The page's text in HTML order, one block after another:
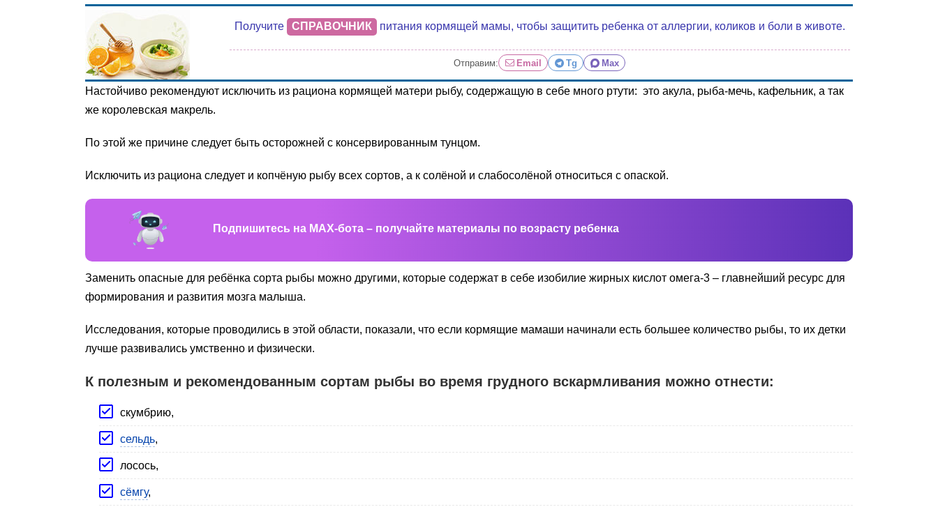
Получите СПРАВОЧНИК питания кормящей мамы, чтобы защитить ребенка от аллергии, коликов и боли в животе.
Отправим: Email Tg Max
Настойчиво рекомендуют исключить из рациона кормящей матери рыбу, содержащую в себе много ртути: это акула, рыба-мечь, кафельник, а так
же королевская макрель.
По этой же причине следует быть осторожней с консервированным тунцом.
Исключить из рациона следует и копчёную рыбу всех сортов, а к солёной и слабосолёной относиться с опаской.
Подпишитесь на MAX-бота – получайте материалы по возрасту ребенка
Заменить опасные для ребёнка сорта рыбы можно другими, которые содержат в себе изобилие жирных кислот омега-3 – главнейший ресурс для
формирования и развития мозга малыша.
Исследования, которые проводились в этой области, показали, что если кормящие мамаши начинали есть большее количество рыбы, то их детки
лучше развивались умственно и физически.
К полезным и рекомендованным сортам рыбы во время грудного вскармливания можно отнести:
скумбрию,
сельдь,
лосось,
сёмгу,